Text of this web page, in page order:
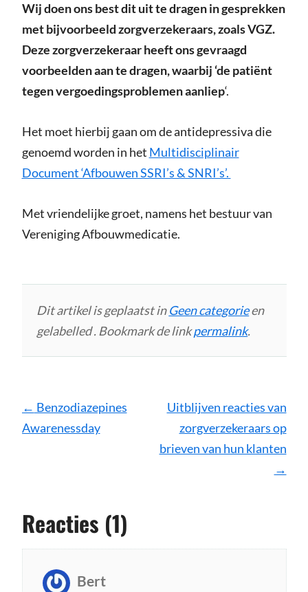
Wij doen ons best dit uit te dragen in gesprekken
met bijvoorbeeld zorgverzekeraars, zoals VGZ.
Deze zorgverzekeraar heeft ons gevraagd
voorbeelden aan te dragen, waarbij ‘de patiënt
tegen vergoedingsproblemen aanliep‘.
Het moet hierbij gaan om de antidepressiva die
genoemd worden in het Multidisciplinair
Document ‘Afbouwen SSRI’s & SNRI’s’.
Met vriendelijke groet, namens het bestuur van
Vereniging Afbouwmedicatie.
Dit artikel is geplaatst inGeen categorieen
gelabelled . Bookmark de linkpermalink.
Bericht
navigatie
← Benzodiazepines
Awarenessday
Uitblijven reacties van
zorgverzekeraars op
brieven van hun klanten
→
Reacties (1)
Bert
s